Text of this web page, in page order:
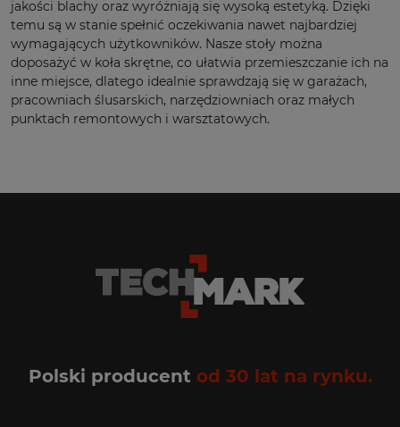
jakości blachy oraz wyróżniają się wysoką estetyką. Dzięki
temu są w stanie spełnić oczekiwania nawet najbardziej
wymagających użytkowników. Nasze stoły można
doposażyć w koła skrętne, co ułatwia przemieszczanie ich na
inne miejsce, dlatego idealnie sprawdzają się w garażach,
pracowniach ślusarskich, narzędziowniach oraz małych
punktach remontowych i warsztatowych.
Polski producent od 30 lat na rynku.